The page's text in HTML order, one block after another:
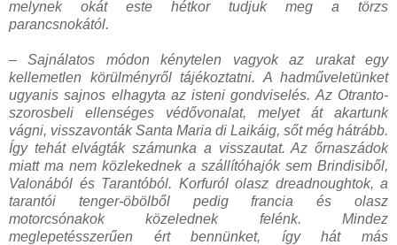
melynek okát este hétkor tudjuk meg a törzs
parancsnokától.
– Sajnálatos módon kénytelen vagyok az urakat egy
kellemetlen körülményről tájékoztatni. A hadműveletünket
ugyanis sajnos elhagyta az isteni gondviselés. Az Otranto-
szorosbeli ellenséges védővonalat, melyet át akartunk
vágni, visszavonták Santa Maria di Laikáig, sőt még hátrább.
Így tehát elvágták számunka a visszautat. Az őrnaszádok
miatt ma nem közlekednek a szállítóhajók sem Brindisiből,
Valonából és Tarantóból. Korfuról olasz dreadnoughtok, a
tarantói tenger-öbölből pedig francia és olasz
motorcsónakok közelednek felénk. Mindez
meglepetésszerűen ért bennünket, így hát más